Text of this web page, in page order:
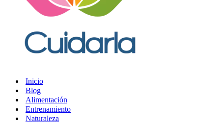
Inicio
Blog
Alimentación
Entrenamiento
Naturaleza